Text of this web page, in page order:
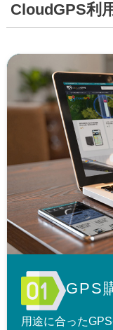
CloudGPS利
GPS
用途に合った